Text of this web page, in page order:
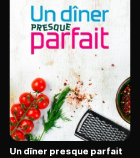
Un dîner presque parfait